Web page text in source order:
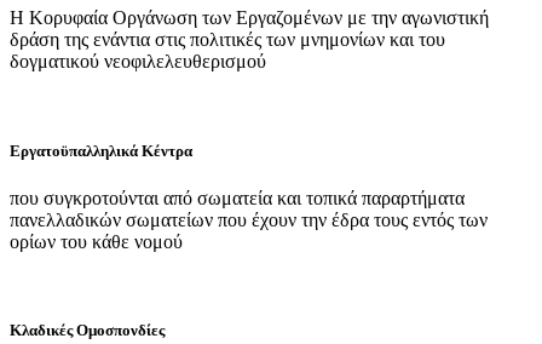
Η Κορυφαία Οργάνωση των Εργαζομένων με την αγωνιστική
δράση της ενάντια στις πολιτικές των μνημονίων και του
δογματικού νεοφιλελευθερισμού
Εργατοϋπαλληλικά Κέντρα
που συγκροτούνται από σωματεία και τοπικά παραρτήματα
πανελλαδικών σωματείων που έχουν την έδρα τους εντός των
ορίων του κάθε νομού
Κλαδικές Ομοσπονδίες